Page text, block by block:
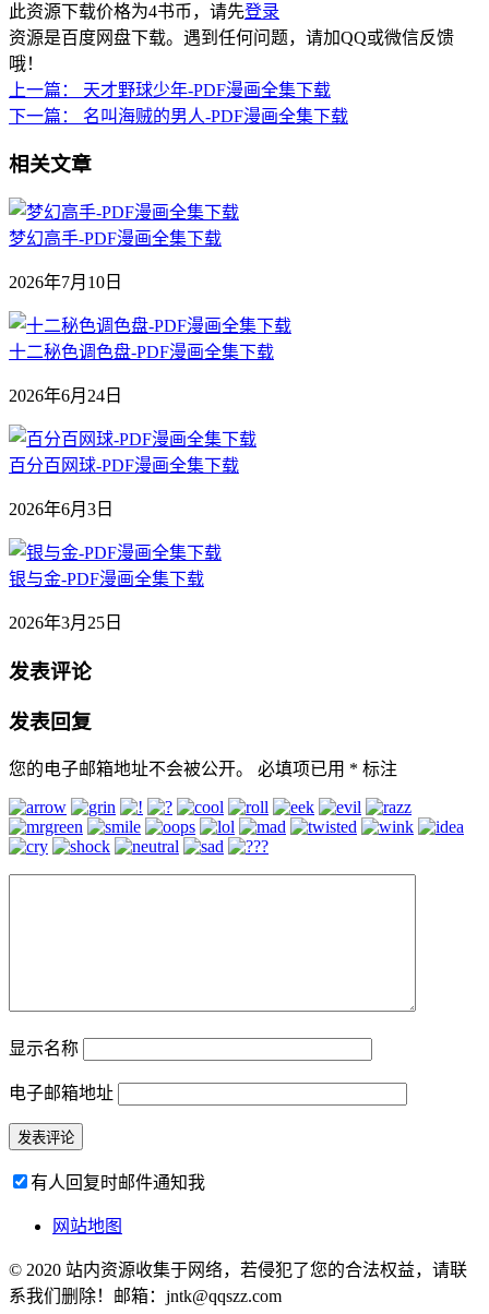
此资源下载价格为4书币，请先登录
资源是百度网盘下载。遇到任何问题，请加QQ或微信反馈
哦！
上一篇：
天才野球少年-PDF漫画全集下载
下一篇：
名叫海贼的男人-PDF漫画全集下载
相关文章
梦幻高手-PDF漫画全集下载
2026年7月10日
十二秘色调色盘-PDF漫画全集下载
2026年6月24日
百分百网球-PDF漫画全集下载
2026年6月3日
银与金-PDF漫画全集下载
2026年3月25日
发表评论
发表回复
您的电子邮箱地址不会被公开。 必填项已用 * 标注
显示名称
电子邮箱地址
有人回复时邮件通知我
网站地图
© 2020 站内资源收集于网络，若侵犯了您的合法权益，请联
系我们删除！邮箱：jntk@qqszz.com